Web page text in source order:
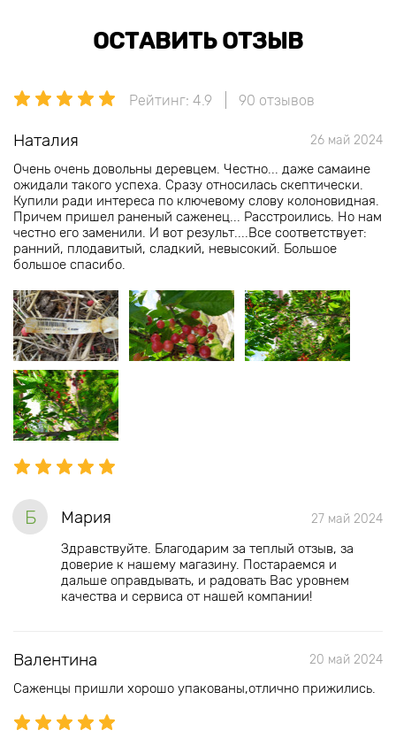
ОСТАВИТЬ ОТЗЫВ
Рейтинг: 4.9 90 отзывов
Наталия 26 май 2024
Очень очень довольны деревцем. Честно... даже самаине
ожидали такого успеха. Сразу относилась скептически.
Купили ради интереса по ключевому слову колоновидная.
Причем пришел раненый саженец... Расстроились. Но нам
честно его заменили. И вот результ....Все соответствует:
ранний, плодавитый, сладкий, невысокий. Большое
большое спасибо.
Б Мария 27 май 2024
Здравствуйте. Благодарим за теплый отзыв, за
доверие к нашему магазину. Постараемся и
дальше оправдывать, и радовать Вас уровнем
качества и сервиса от нашей компании!
Валентина 20 май 2024
Саженцы пришли хорошо упакованы,отлично прижились.